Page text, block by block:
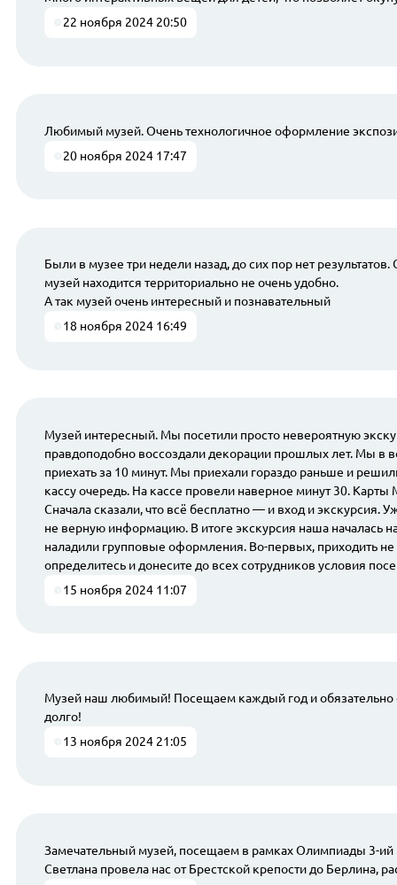
22 ноября 2024 20:50
Любимый музей. Очень технологичное оформление
20 ноября 2024 17:47
Были в музее три недели назад, до сих пор нет
музей находится территориально не очень удобно.
А так музей очень интересный и познавательный
18 ноября 2024 16:49
Музей интересный. Мы посетили просто невероятную
правдоподобно воссоздали декорации прошлых лет. Мы в
приехать за 10 минут. Мы приехали гораздо раньше и
кассу очередь. На кассе провели наверное минут 30.
Сначала сказали, что всё бесплатно — и вход и экскурсия.
не верную информацию. В итоге экскурсия наша началась
наладили групповые оформления. Во-первых, приходить
определитесь и донесите до всех сотрудников условия
15 ноября 2024 11:07
Музей наш любимый! Посещаем каждый год и обязательно
долго!
13 ноября 2024 21:05
Замечательный музей, посещаем в рамках Олимпиады 3-ий
Светлана провела нас от Брестской крепости до Берлина,